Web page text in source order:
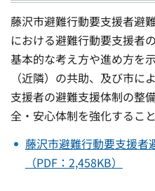
藤沢市避難行動要支援者避
における避難行動要支援者
基本的な考え方や進め方を
（近隣）の共助、及び市
支援者の避難支援体制の整
全・安心体制を強化するこ
藤沢市避難行動要支援者
（PDF：2,458KB）